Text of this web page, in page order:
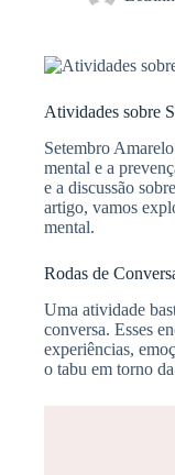
Atividades sobre
Setembro
mental e a
e a discussão
artigo, vamos
mental.
Rodas de
Uma atividade
conversa. Esses
experiências,
o tabu em torno